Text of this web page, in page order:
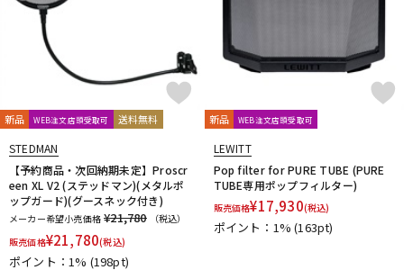
明工社
Wavebone
新品 WEB注文店頭受取可 送料無料
STEDMAN
【予約商品・次回納期未定】Proscr
een XL V2 (ステッドマン)(メタルポ
ップガード)(グースネック付き)
メーカー希望小売価格 ¥21,780
（税込）
販売価格¥21,780(税込)
ポイント：1% (198pt)
新品 WEB注文店頭受取可
LEWITT
Pop filter for PURE TUBE (PURE
TUBE専用ポップフィルター)
販売価格¥17,930(税込)
ポイント：1%(163pt)